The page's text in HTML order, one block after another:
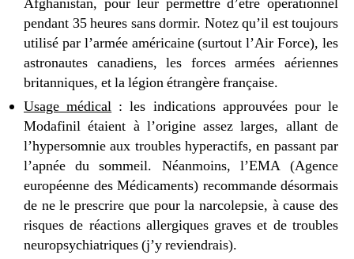
pendant 35 heures sans dormir. Notez qu’il est toujours
utilisé par l’armée américaine (surtout l’Air Force), les
astronautes canadiens, les forces armées aériennes
britanniques, et la légion étrangère française.
Usage médical : les indications approuvées pour le
Modafinil étaient à l’origine assez larges, allant de
l’hypersomnie aux troubles hyperactifs, en passant par
l’apnée du sommeil. Néanmoins, l’EMA (Agence
européenne des Médicaments) recommande désormais
de ne le prescrire que pour la narcolepsie, à cause des
risques de réactions allergiques graves et de troubles
neuropsychiatriques (j’y reviendrais).